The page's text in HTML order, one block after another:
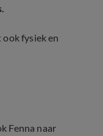
ook fysiek en
Fenna naar